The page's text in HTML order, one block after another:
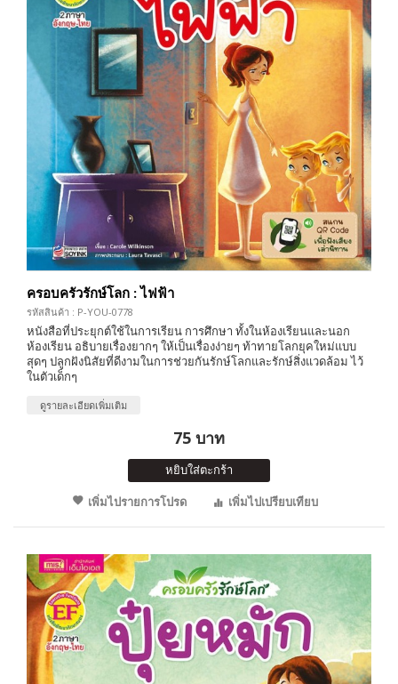
ครอบครัวรักษ์โลก : ไฟฟ้า
รหัสสินค้า : P-YOU-0778
หนังสือที่ประยุกต์ใช้ในการเรียน การศึกษา ทั้งในห้องเรียนและนอก
ห้องเรียน อธิบายเรื่องยากๆ ให้เป็นเรื่องง่ายๆ ท้าทายโลกยุคใหม่แบบ
สุดๆ ปลูกฝังนิสัยที่ดีงามในการช่วยกันรักษ์โลกและรักษ์สิ่งแวดล้อม ไว้
ในตัวเด็กๆ
ดูรายละเอียดเพิ่มเติม
75 บาท
หยิบใส่ตะกร้า
เพิ่มไปรายการโปรด
เพิ่มไปเปรียบเทียบ